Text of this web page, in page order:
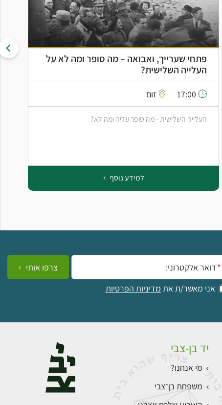
פתחי שערייך, ואבואה – מה סופר ומה לא על
העלייה השלישית?
17:00 זום
העלייה השלישית - מה סופר עליה ומה לא?
למידע נוסף
אני מאשר/ת את מדיניות הפרטיות
צרפו אותי
יד בן-צבי
מי אנחנו?
משפחת בן־צבי